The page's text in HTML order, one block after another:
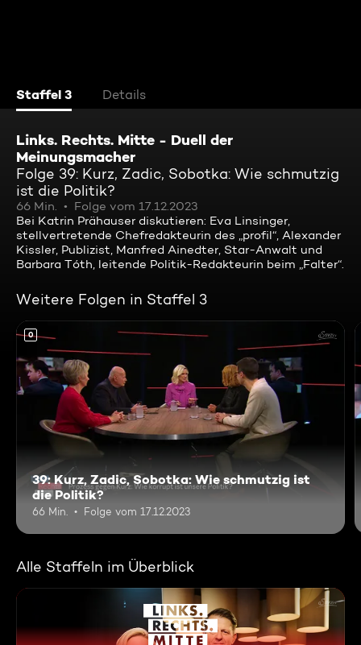
Staffel 3 Details
Links. Rechts. Mitte - Duell der
Meinungsmacher
Folge 39: Kurz, Zadic, Sobotka: Wie schmutzig
ist die Politik?
66 Min.
Folge vom 17.12.2023
Bei Katrin Prähauser diskutieren: Eva Linsinger,
stellvertretende Chefredakteurin des „profil“, Alexander
Kissler, Publizist, Manfred Ainedter, Star-Anwalt und
Barbara Tóth, leitende Politik-Redakteurin beim „Falter“.
Weitere Folgen in Staffel 3
0
39: Kurz, Zadic, Sobotka: Wie schmutzig ist
die Politik?
66 Min. Folge vom 17.12.2023
Alle Staffeln im Überblick